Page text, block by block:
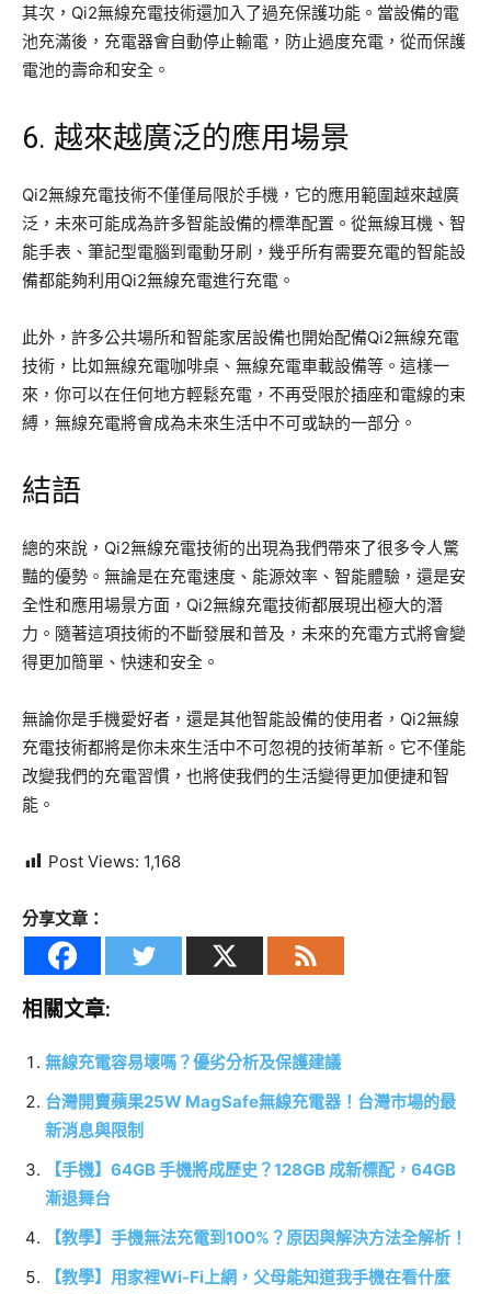
其次，Qi2無線充電技術還加入了過充保護功能。當設備的電
池充滿後，充電器會自動停止輸電，防止過度充電，從而保護
電池的壽命和安全。
6. 越來越廣泛的應用場景
Qi2無線充電技術不僅僅局限於手機，它的應用範圍越來越廣
泛，未來可能成為許多智能設備的標準配置。從無線耳機、智
能手表、筆記型電腦到電動牙刷，幾乎所有需要充電的智能設
備都能夠利用Qi2無線充電進行充電。
此外，許多公共場所和智能家居設備也開始配備Qi2無線充電
技術，比如無線充電咖啡桌、無線充電車載設備等。這樣一
來，你可以在任何地方輕鬆充電，不再受限於插座和電線的束
縛，無線充電將會成為未來生活中不可或缺的一部分。
結語
總的來說，Qi2無線充電技術的出現為我們帶來了很多令人驚
豔的優勢。無論是在充電速度、能源效率、智能體驗，還是安
全性和應用場景方面，Qi2無線充電技術都展現出極大的潛
力。隨著這項技術的不斷發展和普及，未來的充電方式將會變
得更加簡單、快速和安全。
無論你是手機愛好者，還是其他智能設備的使用者，Qi2無線
充電技術都將是你未來生活中不可忽視的技術革新。它不僅能
改變我們的充電習慣，也將使我們的生活變得更加便捷和智
能。
Post Views: 1,168
分享文章：
相關文章:
無線充電容易壞嗎？優劣分析及保護建議
台灣開賣蘋果25W MagSafe無線充電器！台灣市場的最
新消息與限制
【手機】64GB 手機將成歷史？128GB 成新標配，64GB
漸退舞台
【教學】手機無法充電到100%？原因與解決方法全解析！
【教學】用家裡Wi-Fi上網，父母能知道我手機在看什麼